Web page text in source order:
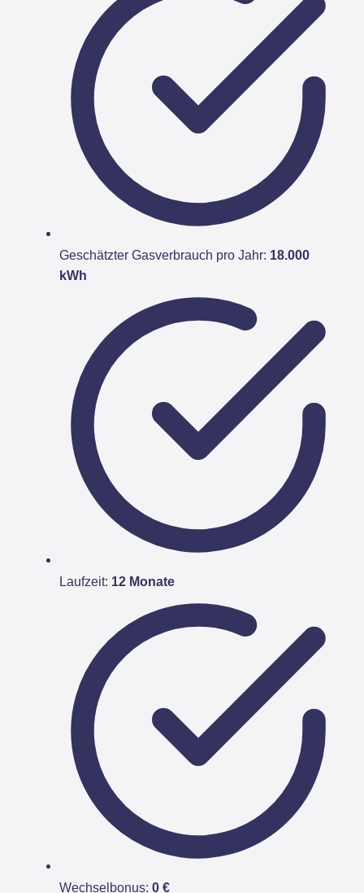
Geschätzter Gasverbrauch pro Jahr: 18.000
kWh
Laufzeit: 12 Monate
Wechselbonus: 0 €